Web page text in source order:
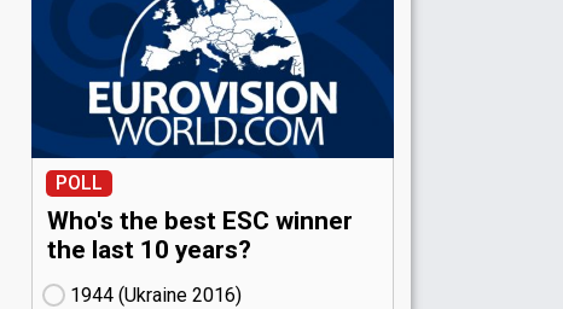
POLL
Who's the best ESC winner
the last 10 years?
1944 (Ukraine
16)